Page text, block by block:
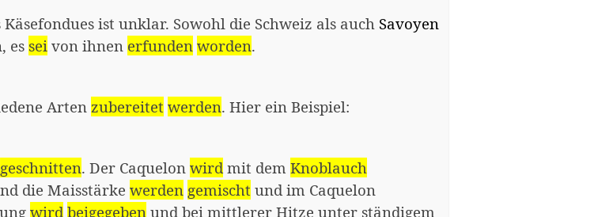
ist unklar. Sowohl die Schweiz als auch Savoyen
es sei von ihnen erfunden worden.
Arten zubereitet werden. Hier ein Beispiel:
geschnitten. Der Caquelon wird mit dem Knoblauch
die Maisstärke werden gemischt und im Caquelon
wird beigegeben und bei mittlerer Hitze unter ständigem